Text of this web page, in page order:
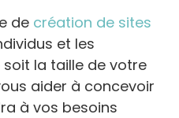
de création de sites
et les
soit la taille de votre
aider à concevoir
à vos besoins